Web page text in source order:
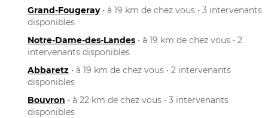
Grand-Fougeray• à 19 km de chez vous • 3 intervenants
disponibles
Notre-Dame-des-Landes • à 19 km de chez vous • 2
intervenants disponibles
Abbaretz • à 19 km de chez vous • 2 intervenants
disponibles
Bouvron • à 22 km de chez vous • 3 intervenants
disponibles